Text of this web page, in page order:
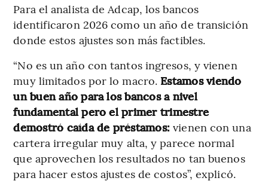
Para el analista de Adcap, los bancos
identificaron 2026 como un año de transición
donde estos ajustes son más factibles.
“No es un año con tantos ingresos, y vienen
muy limitados por lo macro. Estamos viendo
un buen año para los bancos a nivel
fundamental pero el primer trimestre
demostró caída de préstamos: vienen con una
cartera irregular muy alta, y parece normal
que aprovechen los resultados no tan buenos
para hacer estos ajustes de costos”, explicó.